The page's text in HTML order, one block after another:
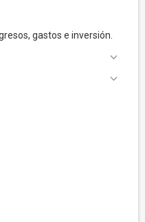
gastos e inversión.